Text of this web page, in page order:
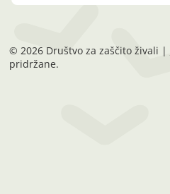
© 2026 Društvo za zaščito živali |
pridržane.